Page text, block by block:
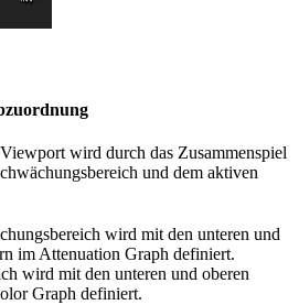
wird durch das Zusammenspiel
und dem aktiven
wird mit den unteren und
im Attenuation Graph definiert.
wird mit den unteren und oberen
Graph definiert.